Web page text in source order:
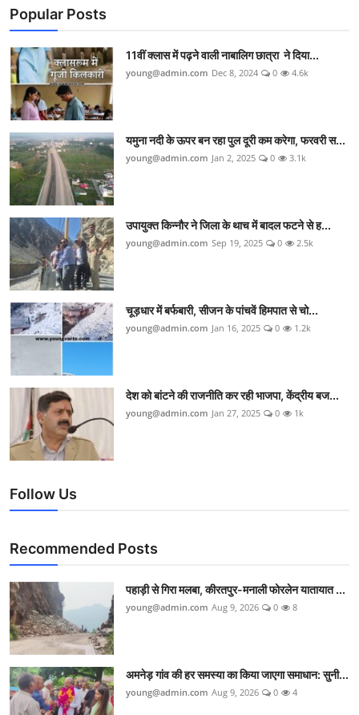
National
Contact
Chandigarh
Himachal Pradesh
J $ K
Uttra Khand
Popular Posts
11वीं क्लास में पढ़ने वाली नाबालिग छात्रा ने दिया...
young@admin.com Dec 8, 2024 0 4.6k
यमुना नदी के ऊपर बन रहा पुल दूरी कम करेगा, फरवरी स...
young@admin.com Jan 2, 2025 0 3.1k
उपायुक्त किन्नौर ने जिला के थाच में बादल फटने से ह...
young@admin.com Sep 19, 2025 0 2.5k
चूड़धार में बर्फबारी, सीजन के पांचवें हिमपात से चो...
young@admin.com Jan 16, 2025 0 1.2k
देश को बांटने की राजनीति कर रही भाजपा, केंद्रीय बज...
young@admin.com Jan 27, 2025 0 1k
Follow Us
Recommended Posts
पहाड़ी से गिरा मलबा, कीरतपुर-मनाली फोरलेन यातायात ...
young@admin.com Aug 9, 2026 0 8
अमनेड़ गांव की हर समस्या का किया जाएगा समाधान: सुनी...
young@admin.com Aug 9, 2026 0 4